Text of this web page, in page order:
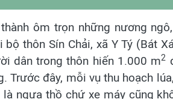
ôm trọn những nương
thôn Sín Chải, xã Y Tý (Bát
dân trong thôn hiến 1.000 m2
Trước đây, mỗi vụ thu hoạch
là ngựa thồ chứ xe máy cũng